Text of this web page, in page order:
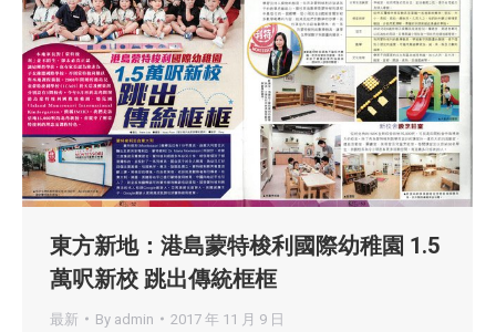
東方新地：港島蒙特梭利國際幼稚園 1.5
萬呎新校 跳出傳統框框
最新 By admin 2017 年 11 月 9 日